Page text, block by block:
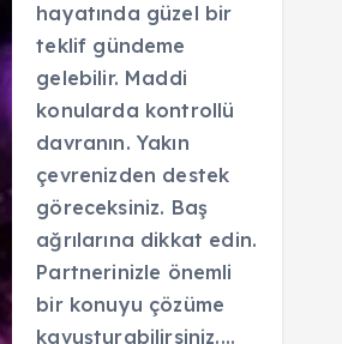
hayatında güzel bir
teklif gündeme
gelebilir. Maddi
konularda kontrollü
davranın. Yakın
çevrenizden destek
göreceksiniz. Baş
ağrılarına dikkat edin.
Partnerinizle önemli
bir konuyu çözüme
kavuşturabilirsiniz.…